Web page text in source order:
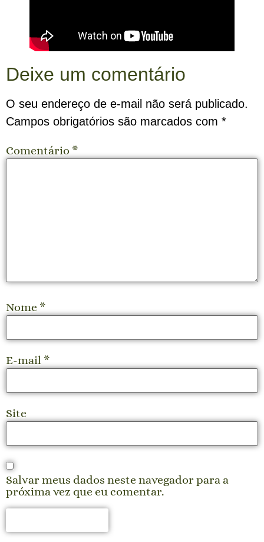
Deixe um comentário
O seu endereço de e-mail não será publicado.
Campos obrigatórios são marcados com *
Comentário *
Nome *
E-mail *
Site
Salvar meus dados neste navegador para a
próxima vez que eu comentar.